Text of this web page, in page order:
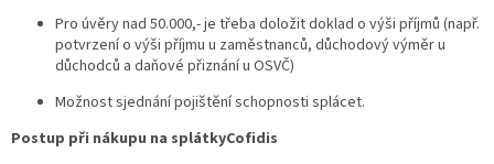
Pro úvěry nad 50.000,- je třeba doložit doklad o výši příjmů (např.
potvrzení o výši příjmu u zaměstnanců, důchodový výměr u
důchodců a daňové přiznání u OSVČ)
Možnost sjednání pojištění schopnosti splácet.
Postup při nákupu na splátkyCofidis